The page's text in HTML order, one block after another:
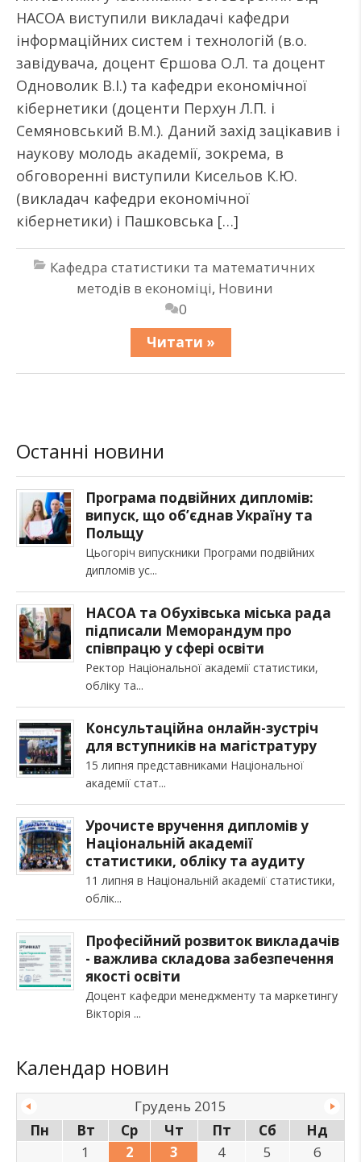
НАСОА виступили викладачі кафедри
інформаційних систем і технологій (в.о.
завідувача, доцент Єршова О.Л. та доцент
Одноволик В.І.) та кафедри економічної
кібернетики (доценти Перхун Л.П. і
Семяновський В.М.). Даний захід зацікавив і
наукову молодь академії, зокрема, в
обговоренні виступили Кисельов К.Ю.
(викладач кафедри економічної
кібернетики) і Пашковська […]
Кафедра статистики та математичних
методів в економіці, Новини
0
Читати »
Останні новини
Програма подвійних дипломів:
випуск, що об’єднав Україну та
Польщу
Цьогоріч випускники Програми подвійних
дипломів ус
НАСОА та Обухівська міська рада
підписали Меморандум про
співпрацю у сфері освіти
Ректор Національної академії статистики,
обліку та
Консультаційна онлайн-зустріч
для вступників на магістратуру
15 липня представниками Національної
академії стат
Урочисте вручення дипломів у
Національній академії
статистики, обліку та аудиту
11 липня в Національній академії статистики,
облік
Професійний розвиток викладачів
- важлива складова забезпечення
якості освіти
Доцент кафедри менеджменту та маркетингу
Вікторія
Календар новин
Грудень 2015
Пн
Вт Ср Чт Пт Сб
Нд
1
2 3 4 5
6